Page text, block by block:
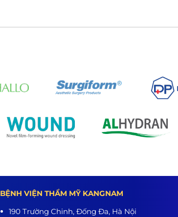
BỆNH VIỆN THẨM MỸ KANGNAM
190 Trường Chinh, Đống Đa, Hà Nội